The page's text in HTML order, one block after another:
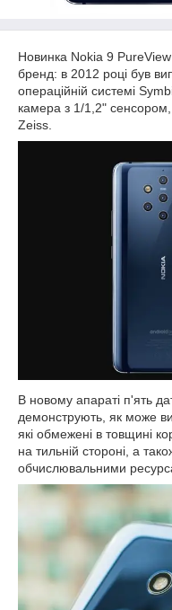
Новинка Nokia 9
бренд: в 2012 році був
операційній системі
камера з 1/1,2"
Zeiss.
В новому апараті п'ять
демонструють, як може
які обмежені в товщині
на тильній стороні, а
обчислювальними